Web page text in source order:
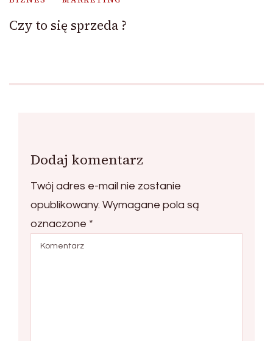
Czy to się sprzeda ?
Dodaj komentarz
Twój adres e-mail nie zostanie
opublikowany. Wymagane pola są
oznaczone *